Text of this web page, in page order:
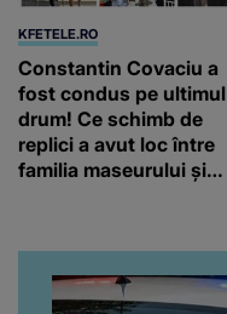
KFETELE.RO
Constantin Covaciu a
fost condus pe ultimul
drum! Ce schimb de
replici a avut loc între
familia maseurului și
obrazul.”